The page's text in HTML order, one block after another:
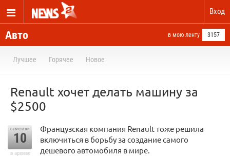
Вход
Авто в мою ленту 3157
Лучшее Горячее Новое
Renault хочет делать машину за
$2500
отметили
10
в архиве
Французская компания Renault тоже решила
включиться в борьбу за создание самого
дешевого автомобиля в мире.